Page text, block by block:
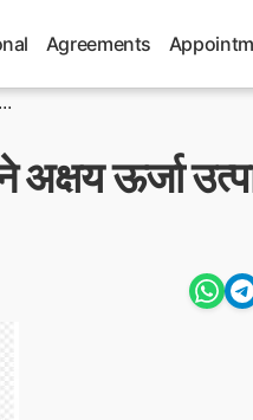
Agreements
ऊर्जा